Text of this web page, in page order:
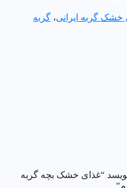
خشک گربه ایرانی، گربه
“غذای خشک بچه گربه